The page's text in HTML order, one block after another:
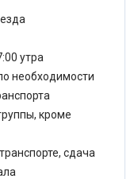
утра
необходимости
кроме
сдача